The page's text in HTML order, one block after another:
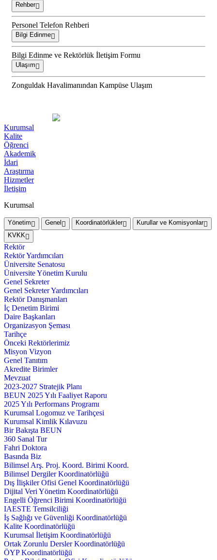
Rehber
Personel Telefon Rehberi
Bilgi Edinme
Bilgi Edinme ve Rektörlük İletişim Formu
Ulaşım
Zonguldak Havalimanından Kampüse Ulaşım
Kurumsal
Kalite
Öğrenci
Akademik
İdari
Araştırma
Hizmetler
İletişim
Kurumsal
Yönetim Genel Koordinatörlükler
Kurullar ve Komisyonlar
KVKK
Rektör
Rektör Yardımcıları
Üniversite Senatosu
Üniversite Yönetim Kurulu
Genel Sekreter
Genel Sekreter Yardımcıları
Rektör Danışmanları
İç Denetim Birimi
Daire Başkanları
Organizasyon Şeması
Tarihçe
Önceki Rektörlerimiz
Misyon Vizyon
Genel Tanıtım
Akredite Birimler
Mevzuat
2023-2027 Stratejik Planı
BEUN 2025 Yılı Faaliyet Raporu
2025 Yılı Performans Programı
Kurumsal Logomuz ve Tarihçesi
Kurumsal Kimlik Kılavuzu
Bir Bakışta BEUN
360 Sanal Tur
Fahri Doktora
Basında Biz
Bilimsel Arş. Proj. Koord. Birimi Koord.
Bilimsel Dergiler Koordinatörlüğü
Dış İlişkiler Ofisi Genel Koordinatörlüğü
Dijital Veri Yönetim Koordinatörlüğü
Engelli Öğrenci Birimi Koordinatörlüğü
IAESTE Temsilciliği
İş Sağlığı ve Güvenliği Koordinatörlüğü
Kalite Koordinatörlüğü
Kurumsal İletişim Koordinatörlüğü
Ortak Zorunlu Dersler Koordinatörlüğü
ÖYP Koordinatörlüğü